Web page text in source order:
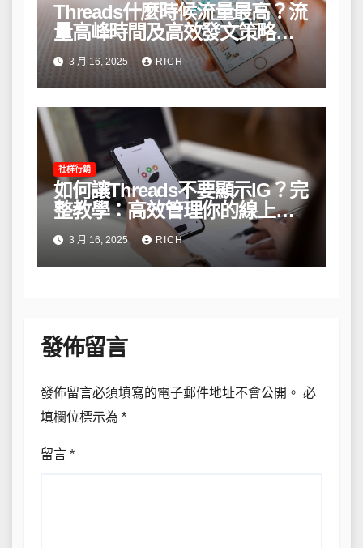
Threads什麼時候流量最高？流
量高峰時間及高效發文策略攻
略3 月 16, 2025 RICH
社群行銷
如何讓Threads不要顯示IG？完
整教學：高效管理你的線上隱
私與數據安全
3 月 16, 2025 RICH
發佈留言
發佈留言必須填寫的電子郵件地址不會公開。 必
填欄位標示為 *
留言 *